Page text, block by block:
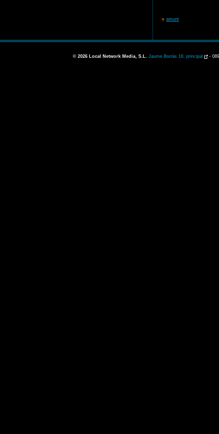
amunt
© 2026 Local Network Media, S.L. Jaume Borràs 18, principal -